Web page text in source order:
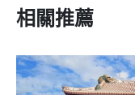
相關推薦